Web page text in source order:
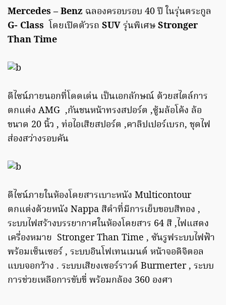
Mercedes – Benz ฉลองครอบรอบ 40 ปี ในรุ่นตระกูล
G- Class โดยเปิดตัวรถ SUVรุ่นพิเศษStronger
Than Time
ดีไซน์ภายนอกที่โดดเด่น เป็นเอกลักษณ์ ด้วยสไตล์การ
ตกแต่ง AMG ,กันชนหน้าทรงสปอร์ต ,ซู้มล้อโค้ง ล้อ
ขนาด 20 นิ้ว , ท่อไอเสียสปอร์ต ,คาลิปเปอร์เบรก, ชุดไฟ
ส่องสว่างรอบคัน
ดีไซน์ภายในห้องโดยสารเบาะหนัง Multicontour
ตกแต่งด้วยหนัง Nappa สีดำที่มีการเย็บขอบสีทอง ,
ระบบไฟสร้างบรรยากาศในห้องโดยสาร 64 สี ,ไฟแสดง
เครื่องหมาย Stronger Than Time , ซันรูฟระบบไฟฟ้า
พร้อมเซ็นเซอร์ , ระบบอินโฟเทนเมนต์ หน้าจอดิจิตอล
แบบจอกว้าง . ระบบเสียงเซอร์ราวด์ Burmerter , ระบบ
การช่วยเหลือการขับขี่ พร้อมกล้อง 360 องศา